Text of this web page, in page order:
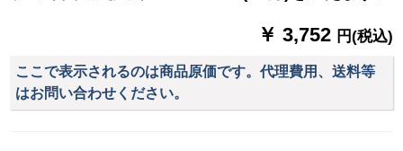
￥ 3,752 円(税込)
ここで表示されるのは商品原価です。代理費用、送料等
はお問い合わせください。